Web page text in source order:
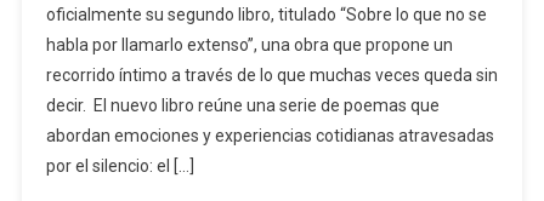
Escritora Veinticinqueña Celina
Mansilla
Presentó
Su
Segundo
oficialmente su segundo libro, titulado “Sobre lo que no se
habla por llamarlo extenso”, una obra que propone un
recorrido íntimo a través de lo que muchas veces queda sin
decir. El nuevo libro reúne una serie de poemas que
abordan emociones y experiencias cotidianas atravesadas
por el silencio: el […]